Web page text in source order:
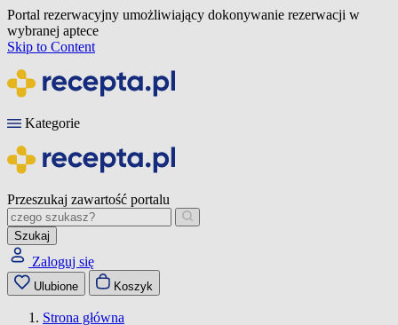
Portal rezerwacyjny umożliwiający dokonywanie rezerwacji w
wybranej aptece
Skip to Content
Kategorie
Przeszukaj zawartość portalu
Szukaj
Zaloguj się
Ulubione Koszyk
Strona główna